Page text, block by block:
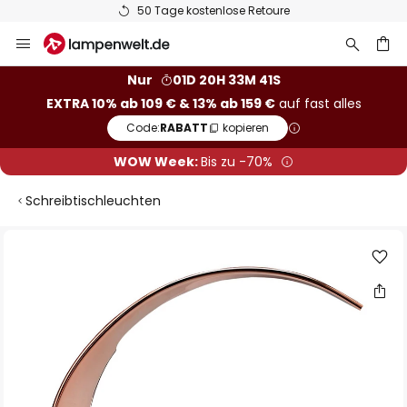
50 Tage kostenlose Retoure
Inhalt
Nur
01D 20H 33M 40S
EXTRA 10% ab 109 € & 13% ab 159 €auf fast alles
Code:RABATT kopieren
WOW Week:Bis zu -70%
Schreibtischleuchten